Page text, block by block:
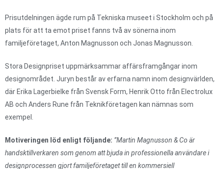
Prisutdelningen ägde rum på Tekniska museet i Stockholm och på
plats för att ta emot priset fanns två av sönerna inom
familjeföretaget, Anton Magnusson och Jonas Magnusson.
Stora Designpriset uppmärksammar affärsframgångar inom
designområdet. Juryn består av erfarna namn inom designvärlden,
där Erika Lagerbielke från Svensk Form, Henrik Otto från Electrolux
AB och Anders Rune från Teknikföretagen kan nämnas som
exempel.
Motiveringen löd enligt följande: ”Martin Magnusson & Co är
handsktillverkaren som genom att bjuda in professionella användare i
designprocessen gjort familjeföretaget till en kommersiell